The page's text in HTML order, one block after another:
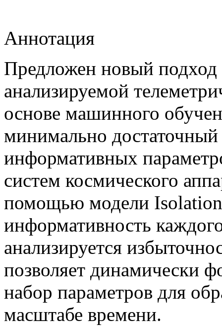
Аннотация
Предложен новый
анализируемой
основе машинного
минимально достаточный
информативных
систем космического
помощью модели Isolation
информативность
анализируется
позволяет динамически
набор параметров для
масштабе времени.